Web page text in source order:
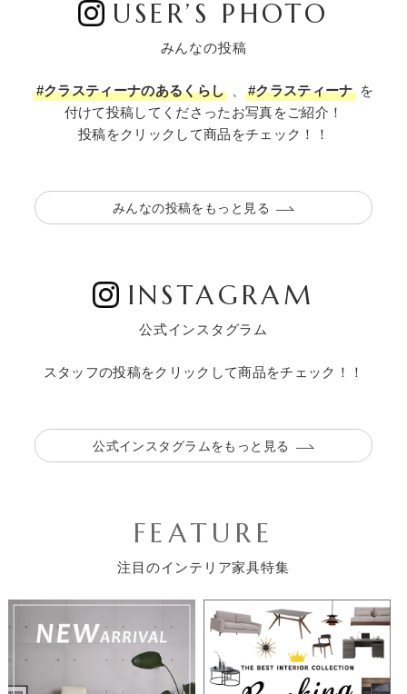
USER’S PHOTO
みんなの投稿
#クラスティーナのあるくらし #クラスティーナを
付けて投稿してくださったお写真をご紹介！
投稿をクリックして商品をチェック！！
みんなの投稿をもっと見る
INSTAGRAM
公式インスタグラム
スタッフの投稿をクリックして商品をチェック！！
公式インスタグラムをもっと見る
FEATURE
注目のインテリア家具特集